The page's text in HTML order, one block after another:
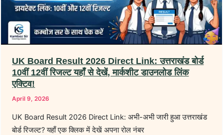
UK Board Result 2026 Direct Link: उत्तराखंड बोर्ड
10वीं 12वीं रिजल्ट यहाँ से देखें, मार्कशीट डाउनलोड लिंक
एक्टिव!
April 9, 2026
UK Board Result 2026 Direct Link: अभी-अभी जारी हुआ उत्तराखंड
बोर्ड रिजल्ट? यहाँ एक क्लिक में देखें अपना रोल नंबर